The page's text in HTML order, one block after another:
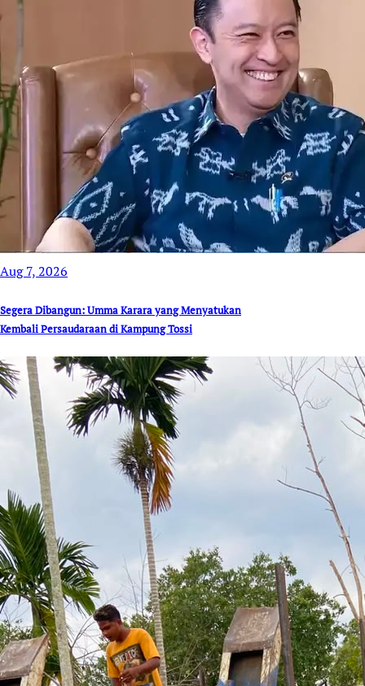
Aug 7, 2026
Segera Dibangun: Umma Karara yang Menyatukan
Kembali Persaudaraan di Kampung Tossi